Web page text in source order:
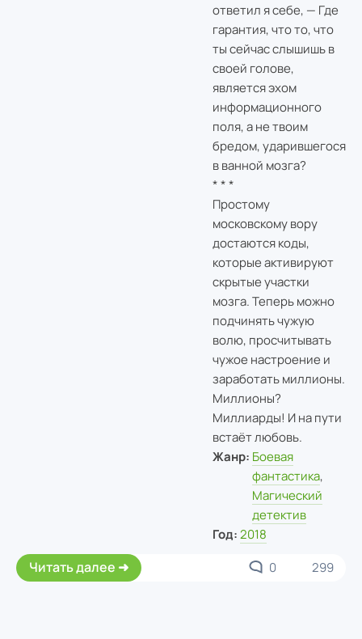
ответил я себе, — Где
гарантия, что то, что
ты сейчас слышишь в
своей голове,
является эхом
информационного
поля, а не твоим
бредом, ударившегося
в ванной мозга?
* * *
Простому
московскому вору
достаются коды,
которые активируют
скрытые участки
мозга. Теперь можно
подчинять чужую
волю, просчитывать
чужое настроение и
заработать миллионы.
Миллионы?
Миллиарды! И на пути
встаёт любовь.
Жанр: Боевая
фантастика,
Магический
детектив
Год: 2018
Читать далее 0 299